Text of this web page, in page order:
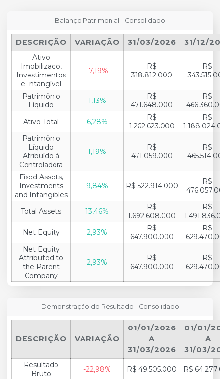
Balanço Patrimonial - Consolidado
DESCRIÇÃO VARIAÇÃO 31/03/2026
31/12/
Ativo
Imobilizado,
Investimentos
e Intangível
-7,19%
R$
318.812.000
R$
Patrimônio
Líquido
1,13%
R$
471.648.000
R$
Ativo Total
6,28%
R$
1.262.623.000
R$
Patrimônio
Líquido
Atribuído à
Controladora
1,19%
R$
471.059.000
R$
Fixed Assets,
Investments
and Intangibles
9,84% R$ 522.914.000
R$
Total Assets 13,46%
R$
1.692.608.000
R$
Net Equity
2,93%
R$
647.900.000
R$
Net Equity
Attributed to
the Parent
Company
2,93%
R$
647.900.000
R$
Demonstração do Resultado - Consolidado
DESCRIÇÃO VARIAÇÃO
01/01/2026
A
31/03/2026
01/01/
A
31/03/
Resultado
Bruto
-22,98% R$ 49.505.000
R$